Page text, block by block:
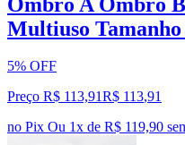
Multiuso
5% OFF
Preço R$ 113,91R$ 113,91
no Pix Ou 1x de R$ 119,90